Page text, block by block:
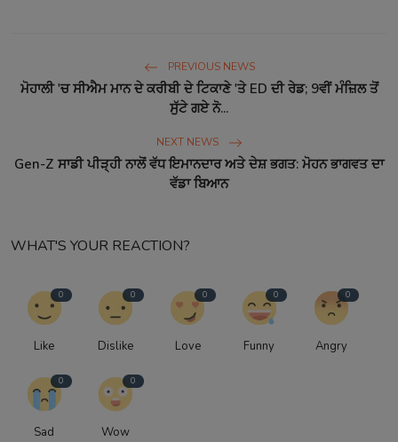
PREVIOUS NEWS
ਮੋਹਾਲੀ 'ਚ ਸੀਐਮ ਮਾਨ ਦੇ ਕਰੀਬੀ ਦੇ ਟਿਕਾਣੇ 'ਤੇ ED ਦੀ ਰੇਡ; 9ਵੀਂ ਮੰਜ਼ਿਲ ਤੋਂ
ਸੁੱਟੇ ਗਏ ਨੋ...
NEXT NEWS
Gen-Z ਸਾਡੀ ਪੀੜ੍ਹੀ ਨਾਲੋਂ ਵੱਧ ਇਮਾਨਦਾਰ ਅਤੇ ਦੇਸ਼ ਭਗਤ: ਮੋਹਨ ਭਾਗਵਤ ਦਾ
ਵੱਡਾ ਬਿਆਨ
WHAT'S YOUR REACTION?
0
Like
0
Dislike
0
Love
0
Funny
0
Angry
0
Sad
0
Wow